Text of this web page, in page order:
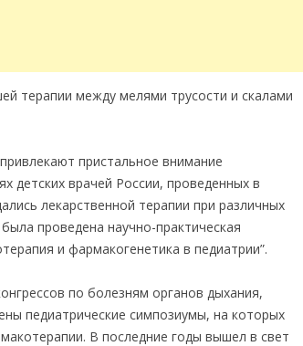
терапии между мелями трусости и скалами
пристальное внимание
детских врачей России, проведенных в
лекарственной терапии при различных
проведена научно-практическая
и фармакогенетика в педиатрии”.
по болезням органов дыхания,
педиатрические симпозиумы, на которых
В последние годы вышел в свет